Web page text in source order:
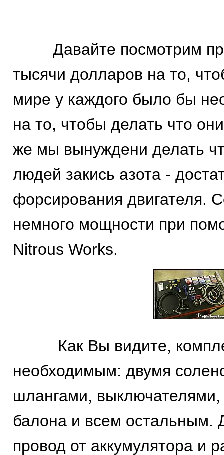
Давайте посмотрим
тысячи долларов на то,
мире у каждого было бы
на то, чтобы делать что
же мы вынуждени делать
людей закись азота -
форсирования двигателя.
немного мощности при
Nitrous Works.
Как Вы видите,
необходимым: двумя
шлангами,
балона и всем остальным.
провод от аккумулятора и